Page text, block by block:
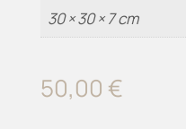
30 × 30 × 7 cm
50,00 €